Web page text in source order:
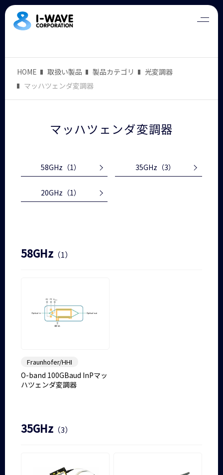
HOME 取扱い製品 製品カテゴリ
光変調器
マッハツェンダ変調器
マッハツェンダ変調器
58GHz （1） 35GHz （3）
20GHz （1）
58GHz （1）
Fraunhofer/HHI
O-band 100GBaud InPマッ
ハツェンダ変調器
35GHz （3）